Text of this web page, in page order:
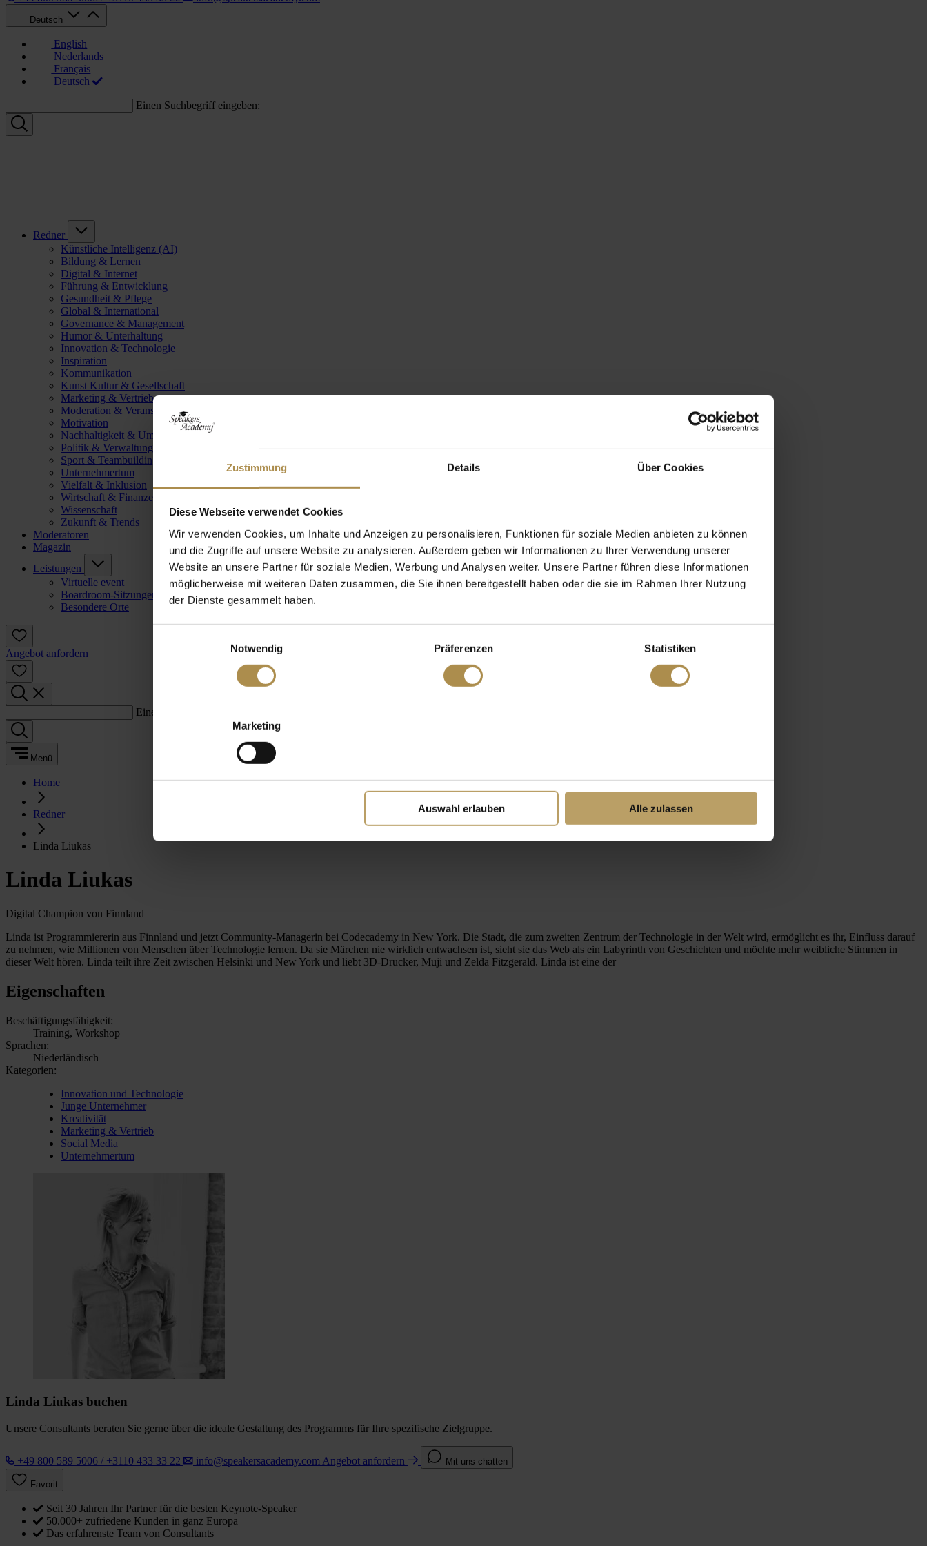
Zustimmung Details Über Cookies
Diese Webseite verwendet Cookies
Wir verwenden Cookies, um Inhalte und Anzeigen zu personalisieren, Funktionen für soziale Medien anbieten zu können
und die Zugriffe auf unsere Website zu analysieren. Außerdem geben wir Informationen zu Ihrer Verwendung unserer
Website an unsere Partner für soziale Medien, Werbung und Analysen weiter. Unsere Partner führen diese Informationen
möglicherweise mit weiteren Daten zusammen, die Sie ihnen bereitgestellt haben oder die sie im Rahmen Ihrer Nutzung
der Dienste gesammelt haben.
Notwendig
Präferenzen Statistiken
Marketing
Auswahl erlauben Alle zulassen
Deutsch
English
Nederlands
Français
Deutsch
Einen Suchbegriff eingeben:
Redner
Künstliche Intelligenz (AI)
Bildung & Lernen
Digital & Internet
Führung & Entwicklung
Gesundheit & Pflege
Global & International
Governance & Management
Humor & Unterhaltung
Innovation & Technologie
Inspiration
Kommunikation
Kunst Kultur & Gesellschaft
Marketing & Vertrieb
Moderation & Veranstaltungsleitung
Motivation
Nachhaltigkeit & Umwelt
Politik & Verwaltung
Sport & Teambuilding
Unternehmertum
Vielfalt & Inklusion
Wirtschaft & Finanzen
Wissenschaft
Zukunft & Trends
Moderatoren
Magazin
Leistungen
Virtuelle event
Boardroom-Sitzungen
Besondere Orte
Angebot anfordern
Einen Suchbegriff eingeben:
Menü
Home
Redner
Linda Liukas
Linda Liukas
Digital Champion von Finnland
Linda ist Programmiererin aus Finnland und jetzt Community-Managerin bei Codecademy in New York. Die Stadt, die zum zweiten Zentrum der Technologie in der Welt wird, ermöglicht es ihr, Einfluss darauf
zu nehmen, wie Millionen von Menschen über Technologie lernen. Da sie Märchen nie wirklich entwachsen ist, sieht sie das Web als ein Labyrinth von Geschichten und möchte mehr weibliche Stimmen in
dieser Welt hören. Linda teilt ihre Zeit zwischen Helsinki und New York und liebt 3D-Drucker, Muji und Zelda Fitzgerald. Linda ist eine der
Eigenschaften
Beschäftigungsfähigkeit:
Training, Workshop
Sprachen:
Niederländisch
Kategorien:
Innovation und Technologie
Junge Unternehmer
Kreativität
Marketing & Vertrieb
Social Media
Unternehmertum
Linda Liukas buchen
Unsere Consultants beraten Sie gerne über die ideale Gestaltung des Programms für Ihre spezifische Zielgruppe.
+49 800 589 5006 / +3110 433 33 22 info@speakersacademy.com Angebot anfordern Mit uns chatten
Favorit
Seit 30 Jahren Ihr Partner für die besten Keynote-Speaker
50.000+ zufriedene Kunden in ganz Europa
Das erfahrenste Team von Consultants